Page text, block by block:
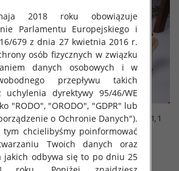
36-41, 1
szt
Szpilki damskie Roz 36-41, 1
kolor Paczka 12 szt
50.00 zł
szczegóły
2018 roku obowiązuje
Parlamentu Europejskiego i
679 z dnia 27 kwietnia 2016 r.
osób fizycznych w związku
danych osobowych i w
przepływu takich
uchylenia dyrektywy 95/46/WE
"RODO", "ORODO", "GDPR" lub
o Ochronie Danych").
tym chcielibyśmy poinformować
Twoich danych oraz
jakich odbywa się to po dniu 25